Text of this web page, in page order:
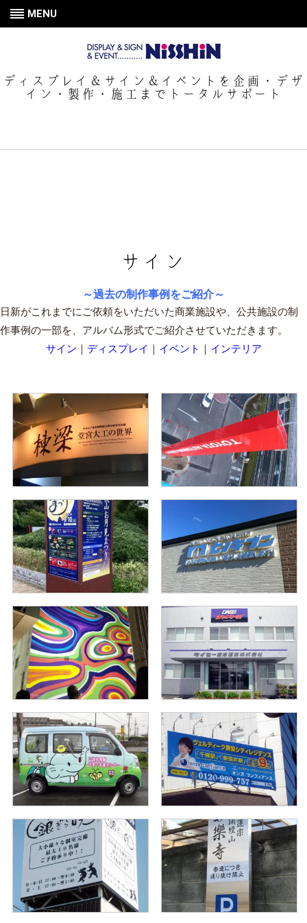
MENU
ディスプレイ＆サイン＆イベントを企画・デザ
イン・製作・施工までトータルサポート
サイン
～過去の制作事例をご紹介～
日新がこれまでにご依頼をいただいた商業施設や、公共施設の制
作事例の一部を、アルバム形式でご紹介させていただきます。
サイン ｜ ディスプレイ ｜ イベント ｜ インテリア
◆SIGN◆ 産技企画展
◆SIGN◆ トヨタ博
物館タワーサイン
◆SIGN◆ 小牧山お
月見まつり
◆SIGN◆ ヒノキブ
ン
◆SIGN◆ マルケイ
観光巨大壁面アート
◆SIGN◆ ダイセー
倉庫運輸株式会社
◆SIGN◆ 子育て支
援センターラッピングバ
◆SIGN◆ ヴェルデ
ィーク